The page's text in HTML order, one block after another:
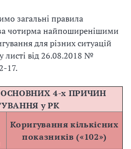
загальні правила
чотирма найпоширенішими
для різних ситуацій
листі від 26.08.2018 №
17.
4-х ПРИЧИН
у РК
Коригування кількісних
показників («102»)